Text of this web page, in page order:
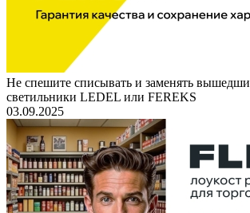
Не спешите списывать и заменять
светильники LEDEL или FEREKS
03.09.2025